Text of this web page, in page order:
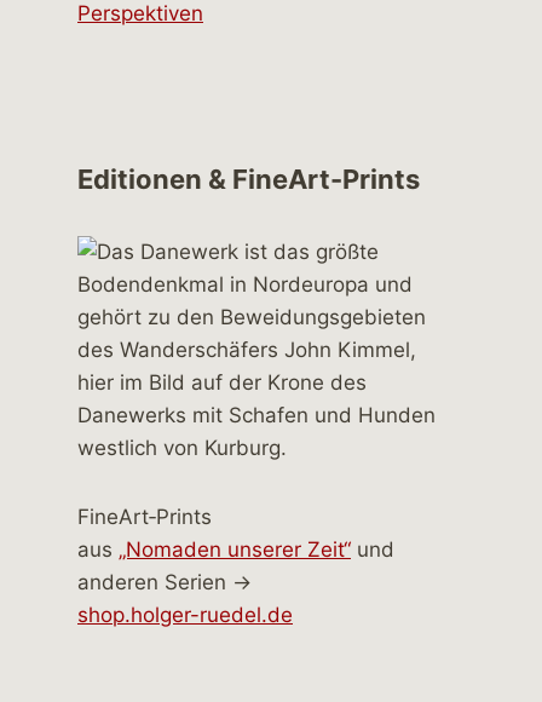
Perspektiven
Editionen & FineArt-Prints
FineArt‑Prints
aus „Nomaden unserer Zeit“ und
anderen Serien →
shop.holger-ruedel.de